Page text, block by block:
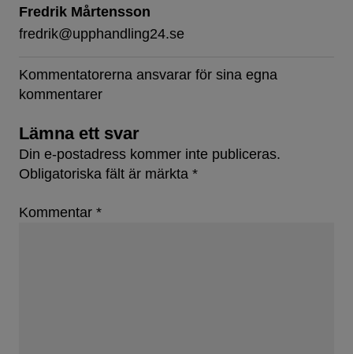
Fredrik Mårtensson
fredrik@upphandling24.se
Kommentatorerna ansvarar för sina egna
kommentarer
Lämna ett svar
Din e-postadress kommer inte publiceras.
Obligatoriska fält är märkta *
Kommentar *